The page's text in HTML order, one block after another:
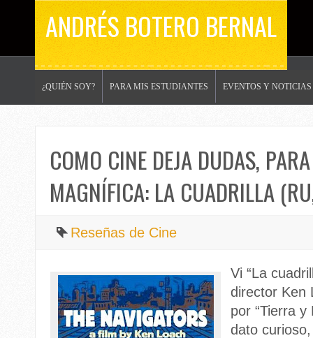
ANDRÉS BOTERO BERNAL
¿QUIÉN SOY? PARA MIS ESTUDIANTES EVENTOS Y NOTICIAS
COMO CINE DEJA DUDAS,
MAGNÍFICA: LA CUADRILLA
Reseñas de Cine
Vi “La
director Ken
por “Tierra
dato